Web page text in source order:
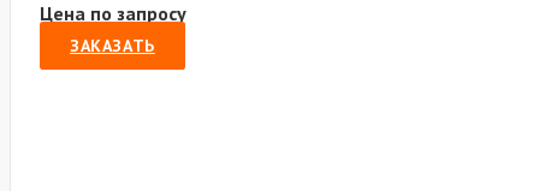
Цена по запросу
ЗАКАЗАТЬ